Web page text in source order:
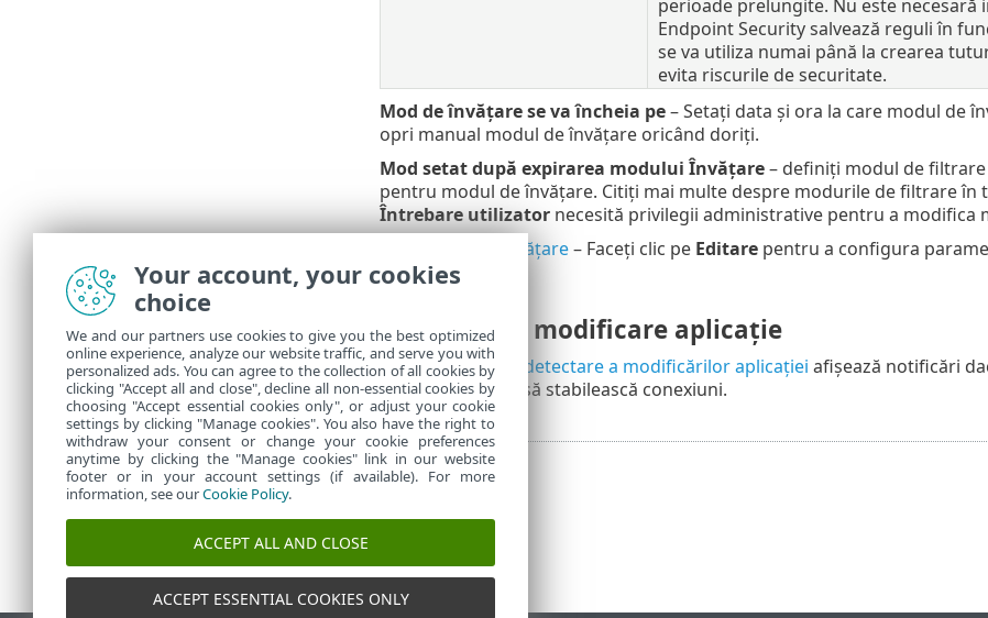
perioade prelungite. Nu este necesară
Endpoint Security salvează reguli în
se va utiliza numai până la crearea
evita riscurile de securitate.
Mod de învățare se va încheia pe– Setați data și ora la care modul de
opri manual modul de învățare oricând doriți.
Mod setat după expirarea modului Învățare– definiți modul de filtrare
pentru modul de învățare. Citiți mai multe despre modurile de filtrare în
Întrebare utilizatornecesită privilegii administrative pentru a modifica
Setări mod de învățare– Faceți clic pe Editarepentru a configura
învățare.
Detectare modificare aplicație
Caracteristica de detectare a modificărilor aplicației afișează notificări
Firewall încearcă să stabilească conexiuni.
Your account, your cookies
choice
We and our partners use cookies to give you the best optimized
online experience, analyze our website traffic, and serve you with
personalized ads. You can agree to the collection of all cookies by
clicking "Accept all and close", decline all non-essential cookies by
choosing "Accept essential cookies only", or adjust your cookie
settings by clicking "Manage cookies". You also have the right to
withdraw your consent or change your cookie preferences
anytime by clicking the "Manage cookies" link in our website
footer or in your account settings (if available). For more
information, see ourCookie Policy.
ACCEPT ALL AND CLOSE
ACCEPT ESSENTIAL COOKIES ONLY